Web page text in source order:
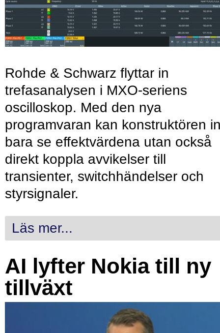
Rohde & Schwarz flyttar in
trefasanalysen i MXO-seriens
oscilloskop. Med den nya
programvaran kan konstruktören
bara se effektvärdena utan också
direkt koppla avvikelser till
transienter, switchhändelser och
styrsignaler.
Läs mer...
AI lyfter Nokia till ny
tillväxt